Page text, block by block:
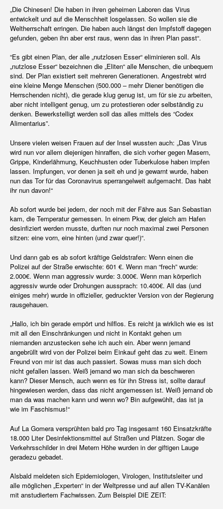
„Die Chinesen! Die haben in ihren geheimen Laboren das Virus
entwickelt und auf die Menschheit losgelassen. So wollen sie die
Weltherrschaft erringen. Die haben auch längst den Impfstoff dagegen
gefunden, geben ihn aber erst raus, wenn das in ihren Plan passt“.
“Es gibt einen Plan, der alle „nutzlosen Esser“ eliminieren soll. Als
„nutzlose Esser“ bezeichnen die „Eliten“ alle Menschen, die unbequem
sind. Der Plan existiert seit mehreren Generationen. Angestrebt wird
eine kleine Menge Menschen (500.000 – mehr Diener benötigen die
Herrschenden nicht), die gerade klug genug ist, um für sie zu arbeiten,
aber nicht intelligent genug, um zu protestieren oder selbständig zu
denken. Bewerkstelligt werden soll das alles mittels des “Codex
Alimentarius”.
Unsere vielen weisen Frauen auf der Insel wussten auch: „Das Virus
wird nun vor allem diejenigen hinraffen, die sich vorher gegen Masern,
Grippe, Kinderlähmung, Keuchhusten oder Tuberkulose haben impfen
lassen. Impfungen, vor denen ja seit eh und je gewarnt wurde, haben
nun das Tor für das Coronavirus sperrangelweit aufgemacht. Das habt
ihr nun davon!“
Ab sofort wurde bei jedem, der noch mit der Fähre aus San Sebastian
kam, die Temperatur gemessen. In einem Pkw, der gleich am Hafen
desinfiziert werden musste, durften nur noch maximal zwei Personen
sitzen: eine vorn, eine hinten (und zwar quer!)“.
Und dann gab es ab sofort kräftige Geldstrafen: Wenn einen die
Polizei auf der Straße erwischte: 601 €. Wenn man “frech” wurde:
2.000€. Wenn man aggressiv wurde: 3.000€. Wenn man körperlich
aggressiv wurde oder Drohungen aussprach: 10.400€. All das (und
einiges mehr) wurde in offizieller, gedruckter Version von der Regierung
rausgehauen.
„Hallo, ich bin gerade empört und hilflos. Es reicht ja wirklich wie es ist
mit all den Einschränkungen und nicht in Kontakt gehen um
niemanden anzustecken sehe ich auch ein. Aber wenn jemand
angebrüllt wird von der Polizei beim Einkauf geht das zu weit. Einem
Freund von mir ist das auch passiert. Sowas muss man sich doch
nicht gefallen lassen. Weiß jemand wo man sich da beschweren
kann? Dieser Mensch, auch wenn es für ihn Stress ist, sollte darauf
hingewiesen werden, dass das nicht angemessen ist. Weiß jemand ob
man da was machen kann und wenn wo? Bin aufgewühlt, das ist ja
wie im Faschismus!“
Auf La Gomera versprühten bald pro Tag insgesamt 160 Einsatzkräfte
18.000 Liter Desinfektionsmittel auf Straßen und Plätzen. Sogar die
Verkehrsschilder in drei Metern Höhe wurden in der giftigen Lauge
geradezu gebadet.
Alsbald meldeten sich Epidemiologen, Virologen, Institutsleiter und
alle möglichen „Experten“ in der Weltpresse und auf allen TV-Kanälen
mit anstudiertem Fachwissen. Zum Beispiel DIE ZEIT: